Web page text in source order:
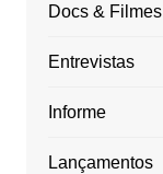
Docs & Filmes
Entrevistas
Informe
Lançamentos